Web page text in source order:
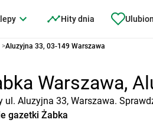
Hity dnia
>Aluzyjna 33, 03-149 Warszawa
Warszawa,
ul. Aluzyjna 33, Warszawa.
gazetki Żabka